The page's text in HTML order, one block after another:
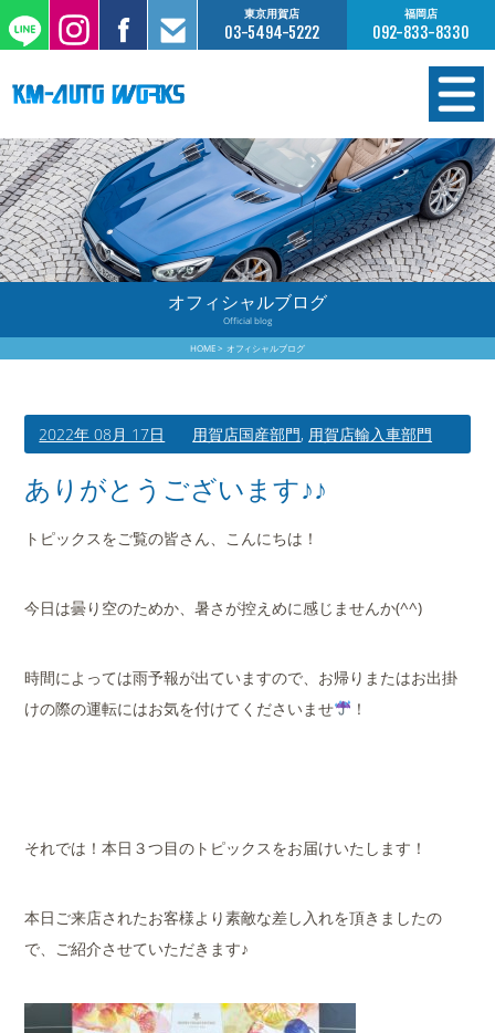
東京用賀店
03-5494-5222
福岡店
092-833-8330
在庫情報
オーダー販売
工場サービス
保証について
買取査定のご案内
店舗案内
会社概要
オフィシャルブログ
Official blog
HOME オフィシャルブログ
2022年 08月 17日 用賀店国産部門, 用賀店輸入車部門
ありがとうございます♪♪
トピックスをご覧の皆さん、こんにちは！
今日は曇り空のためか、暑さが控えめに感じませんか(^^)
時間によっては雨予報が出ていますので、お帰りまたはお出掛
けの際の運転にはお気を付けてくださいませ
！
それでは！本日３つ目のトピックスをお届けいたします！
本日ご来店されたお客様より素敵な差し入れを頂きましたの
で、ご紹介させていただきます♪